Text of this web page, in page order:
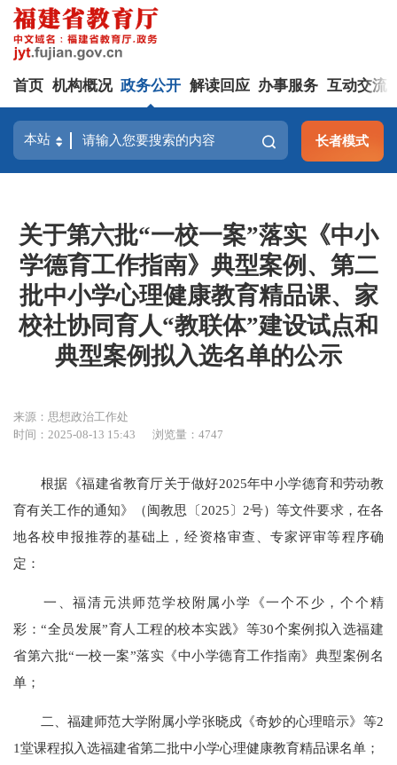
首页 机构概况 政务公开 解读回应 办事服务 互动交流
长者模式
关于第六批“一校一案”落实《中小
学德育工作指南》典型案例、第二
批中小学心理健康教育精品课、家
校社协同育人“教联体”建设试点和
典型案例拟入选名单的公示
来源：思想政治工作处
时间：2025-08-13 15:43
浏览量：4747
根据《福建省教育厅关于做好2025年中小学德育和劳动教
育有关工作的通知》（闽教思〔2025〕2号）等文件要求，在各
地各校申报推荐的基础上，经资格审查、专家评审等程序确
定：
一、福清元洪师范学校附属小学《一个不少，个个精
彩：“全员发展”育人工程的校本实践》等30个案例拟入选福建
省第六批“一校一案”落实《中小学德育工作指南》典型案例名
单；
二、福建师范大学附属小学张晓戍《奇妙的心理暗示》等2
1堂课程拟入选福建省第二批中小学心理健康教育精品课名单；